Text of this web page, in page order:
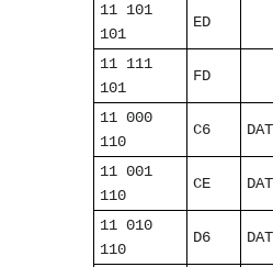
11 101
101
ED
11 111
101
FD
11 000
110
C6
11 001
110
CE
11 010
110
D6